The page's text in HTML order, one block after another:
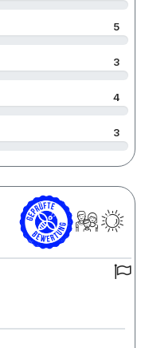
5
3
4
3